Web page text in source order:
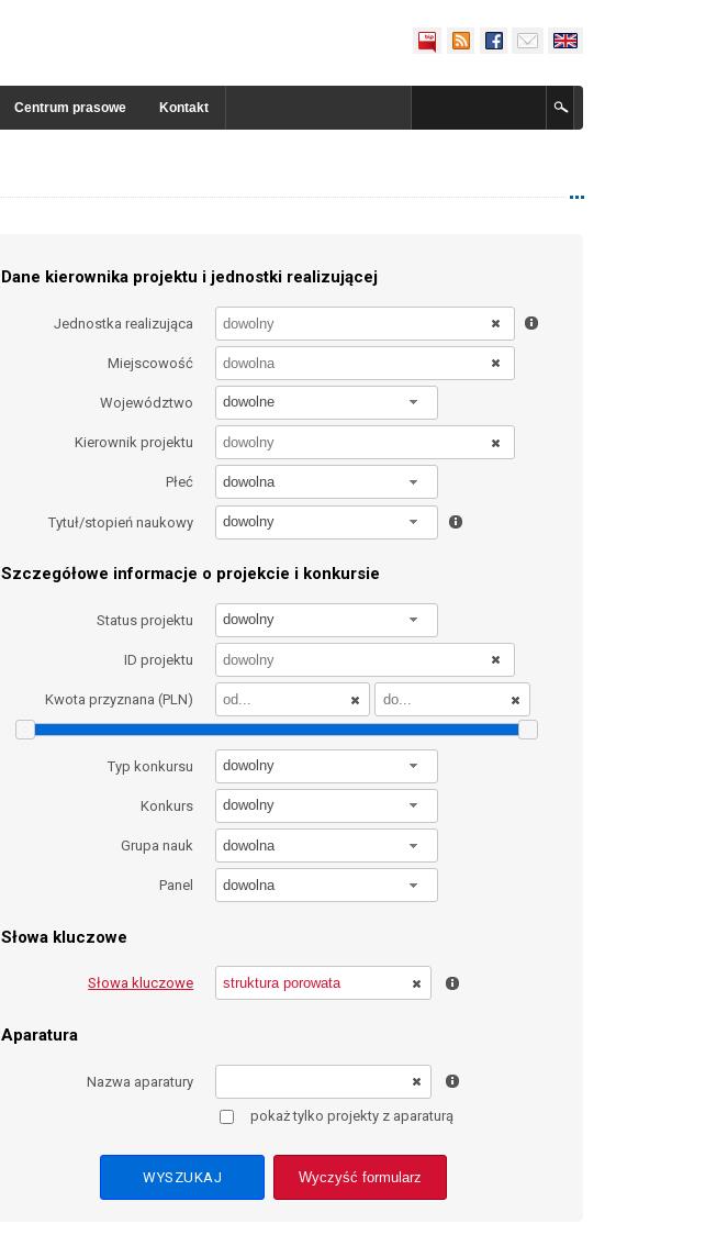
Centrum prasowe Kontakt
Dane kierownika projektu i jednostki realizującej
Jednostka realizująca
Miejscowość
Województwo dowolne
Kierownik projektu
Płeć dowolna
Tytuł/stopień naukowy dowolny
Szczegółowe informacje o projekcie i konkursie
Status projektu dowolny
ID projektu
Kwota przyznana (PLN)
Typ konkursu dowolny
Konkurs dowolny
Grupa nauk dowolna
Panel dowolna
Słowa kluczowe
Słowa kluczowe
Aparatura
Nazwa aparatury
pokaż tylko projekty z aparaturą
Wyczyść formularz